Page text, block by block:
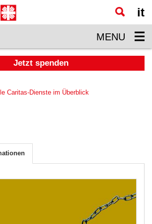
it
MENU
Jetzt spenden
Caritas-Dienste im Überblick